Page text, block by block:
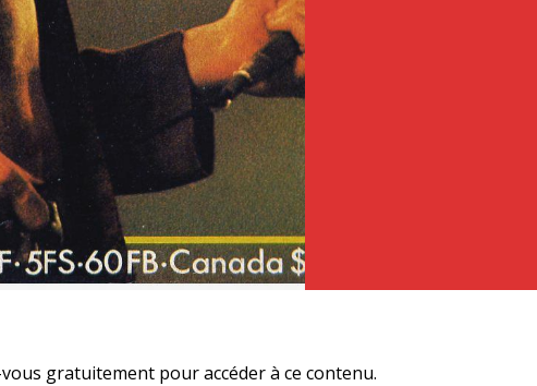
gratuitement pour accéder à ce contenu.